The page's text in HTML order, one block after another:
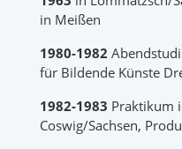
in Meißen
1980-1982
für Bildende Künste
1982-1983 Praktikum
Coswig/Sachsen,